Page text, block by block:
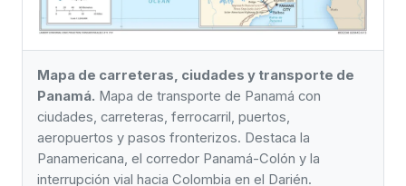
Mapa de carreteras, ciudades y transporte de
Panamá. Mapa de transporte de Panamá con
ciudades, carreteras, ferrocarril, puertos,
aeropuertos y pasos fronterizos. Destaca la
Panamericana, el corredor Panamá-Colón y la
interrupción vial hacia Colombia en el Darién.